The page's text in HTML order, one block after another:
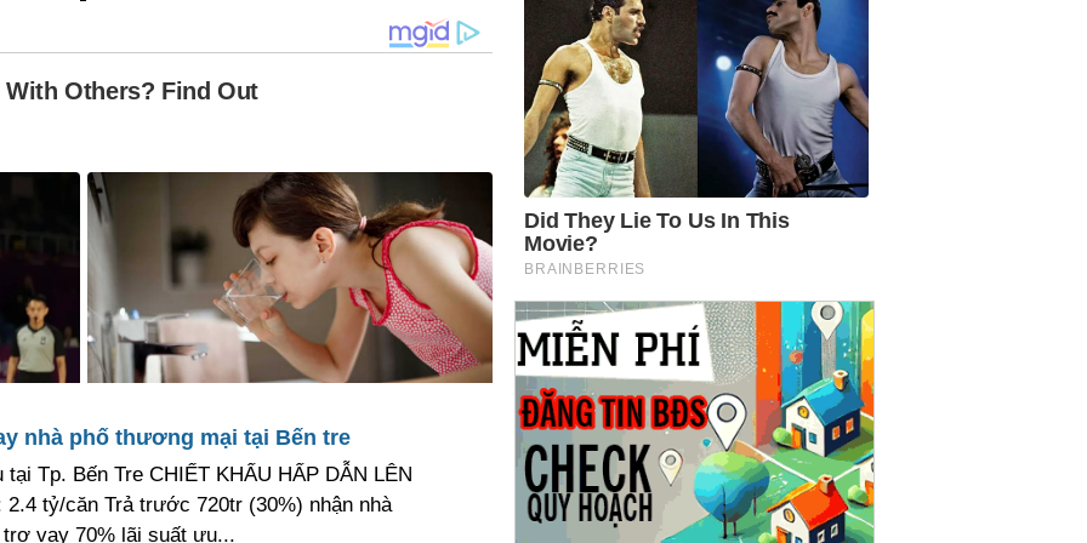
nhà phố thương mại tại Bến tre
tại Tp. Bến Tre CHIẾT KHẤU HẤP DẪN LÊN
tỷ/căn Trả trước 720tr (30%) nhận nhà
trợ vay 70% lãi suất ưu...